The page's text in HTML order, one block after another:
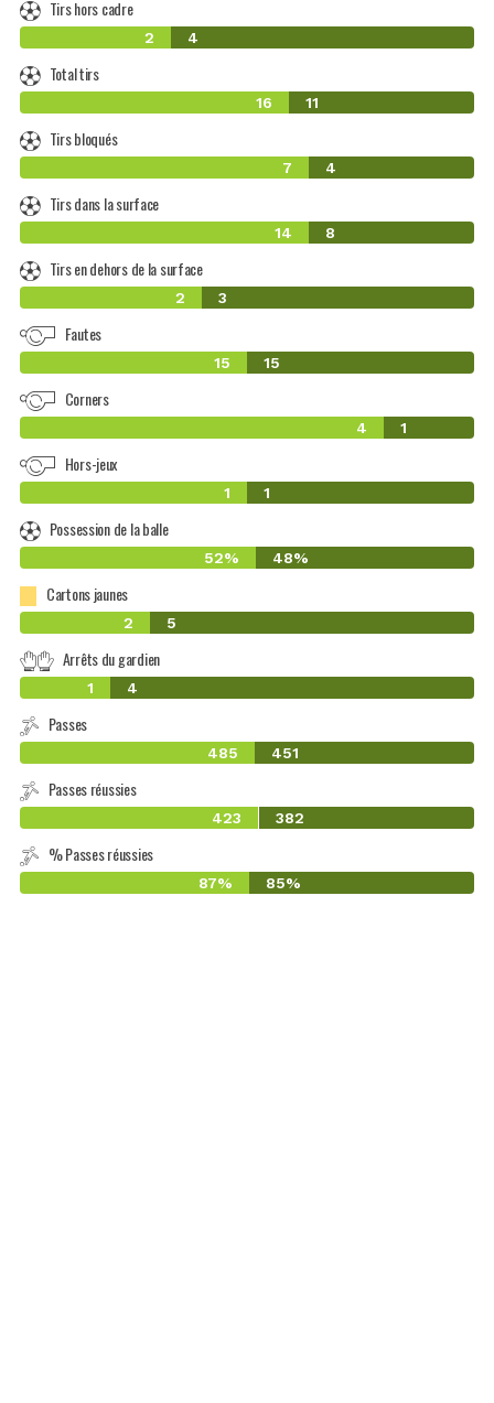
Tirs hors cadre
2 4
Total tirs
16 11
Tirs bloqués
7 4
Tirs dans la surface
14 8
Tirs en dehors de la surface
2 3
Fautes
15 15
Corners
4 1
Hors-jeux
1 1
Possession de la balle
52% 48%
Cartons jaunes
2 5
Arrêts du gardien
1 4
Passes
485 451
Passes réussies
423 382
% Passes réussies
87% 85%